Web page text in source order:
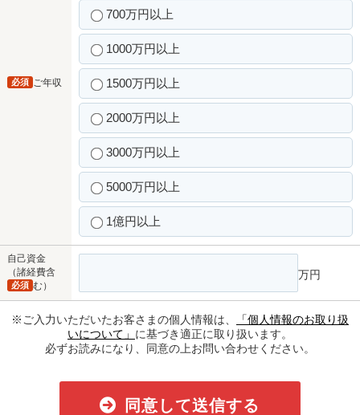
ご年収
必須
700万円以上
1000万円以上
1500万円以上
2000万円以上
3000万円以上
5000万円以上
1億円以上
自己資金
（諸経費含
む）
必須
万円
※ご入力いただいたお客さまの個人情報は、
「個人情報のお取り扱
いについて」 に基づき適正に取り扱います。
必ずお読みになり、同意の上お問い合わせください。
同意して送信する